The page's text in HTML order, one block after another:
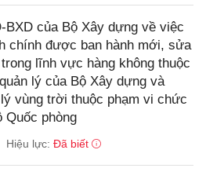
BXD của Bộ Xây dựng về việc
chính được ban hành mới, sửa
lĩnh vực hàng không thuộc
lý của Bộ Xây dựng và
vùng trời thuộc phạm vi chức
Quốc phòng
Hiệu lực: Đã biết